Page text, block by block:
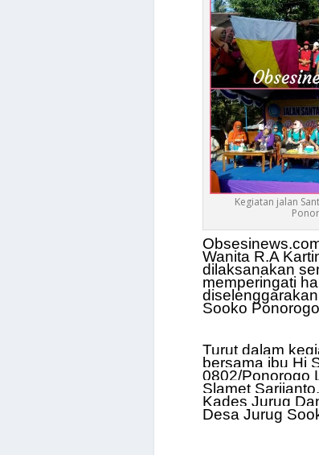
Kegiatan jalan
Wanita R.A
dilaksanakan
memperingati
Sooko
Turut dalam
bersama ibu Hj
0802/Ponorogo
Slamet
Kades Jurug
Desa Jurug